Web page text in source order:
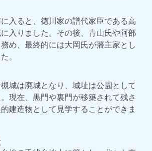
入ると、徳川家の譜代家臣である高
入りました。その後、青山氏や阿部
め、最終的には大岡氏が藩主家とし
。
城は廃城となり、城址は公園として
現在、黒門や裏門が移築されて残さ
建造物として見学することができま